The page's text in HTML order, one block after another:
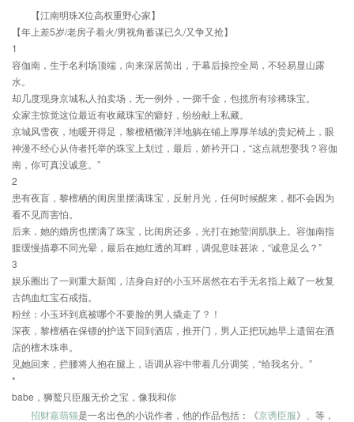
【江南明珠X位高权重野心家】
【年上差5岁/老房子着火/男视角蓄谋已久/又争又抢】
1
容伽南，生于名利场顶端，向来深居简出，于幕后操控全局，不轻易显山露
水。
却几度现身京城私人拍卖场，无一例外，一掷千金，包揽所有珍稀珠宝。
众家主惊觉这位最近有收藏珠宝的癖好，纷纷献上私藏。
京城风雪夜，地暖开得足，黎檀栖懒洋洋地躺在铺上厚厚羊绒的贵妃椅上，眼
神漫不经心从侍者托举的珠宝上划过，最后，娇衿开口，“这点就想娶我？容伽
南，你可真没诚意。”
2
患有夜盲，黎檀栖的闺房里摆满珠宝，反射月光，任何时候醒来，都不会因为
看不见而害怕。
后来，她的婚房也摆满了珠宝，比闺房还多，光打在她莹润肌肤上。容伽南指
腹缓慢描摹不同光晕，最后在她红透的耳畔，调侃意味甚浓，“诚意足么？”
3
娱乐圈出了一则重大新闻，洁身自好的小玉环居然在右手无名指上戴了一枚复
古鸽血红宝石戒指。
粉丝：小玉环到底被哪个不要脸的男人撬走了？！
深夜，黎檀栖在保镖的护送下回到酒店，推开门，男人正把玩她早上遗留在酒
店的檀木珠串。
见她回来，拦腰将人抱在腿上，语调从容中带着几分调笑，“给我名分。”
*
babe，狮鹫只臣服无价之宝，像我和你
招财嘉翡猫是一名出色的小说作者，他的作品包括：《京诱臣服》、等，